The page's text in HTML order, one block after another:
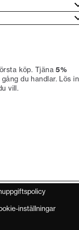
köp. Tjäna5%
du handlar. Lös in
vill.
inställningar